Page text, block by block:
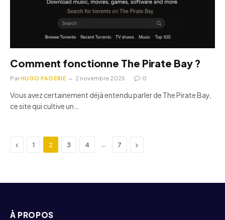
Comment fonctionne The Pirate Bay ?
ParHUGO PAGERIE 2 novembre 2025 0
Vous avez certainement déjà entendu parler de The Pirate Bay,
ce site qui cultive un…
Previous
1 2 3 4 … 7 Next
À PROPOS